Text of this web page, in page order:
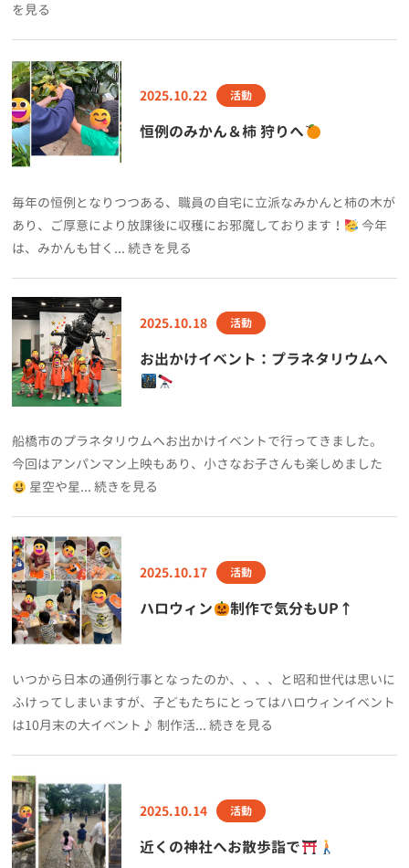
を見る
2025.10.22 活動
恒例のみかん＆柿 狩りへ
毎年の恒例となりつつある、職員の自宅に立派なみかんと柿の木が
あり、ご厚意により放課後に収穫にお邪魔しております！
今年
は、みかんも甘く... 続きを見る
2025.10.18 活動
お出かけイベント：プラネタリウムへ
船橋市のプラネタリウムへお出かけイベントで行ってきました。
今回はアンパンマン上映もあり、小さなお子さんも楽しめました
星空や星... 続きを見る
2025.10.17 活動
ハロウィン 制作で気分もUP↑
いつから日本の通例行事となったのか、、、、と昭和世代は思いに
ふけってしまいますが、子どもたちにとってはハロウィンイベント
は10月末の大イベント♪ 制作活... 続きを見る
2025.10.14 活動
近くの神社へお散歩詣で